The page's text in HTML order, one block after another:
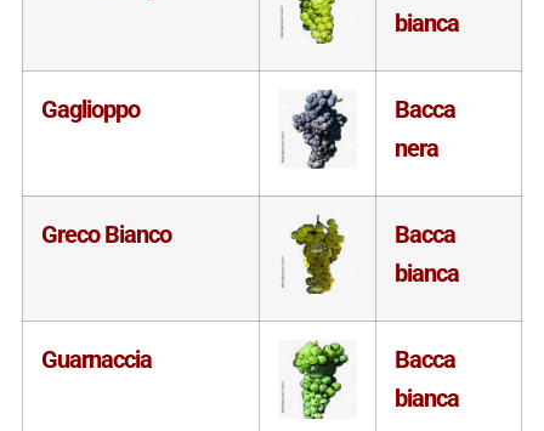
bianca
Gaglioppo
Bacca
nera
Greco Bianco
Bacca
bianca
Guarnaccia
Bacca
bianca